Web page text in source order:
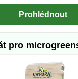
Prohlédnout
pro